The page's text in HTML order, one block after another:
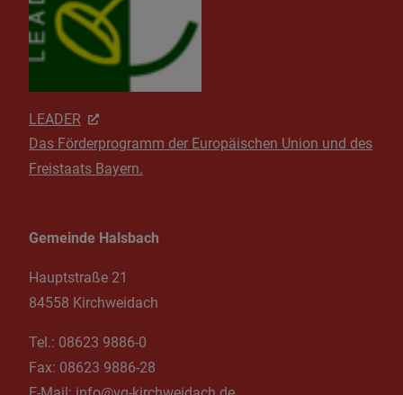
LEADER
Das Förderprogramm der Europäischen Union und des
Freistaats Bayern.
Gemeinde Halsbach
Hauptstraße 21
84558 Kirchweidach
Tel.: 08623 9886-0
Fax: 08623 9886-28